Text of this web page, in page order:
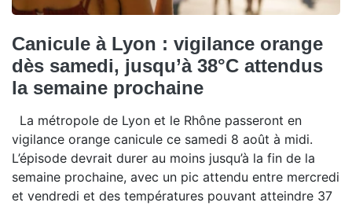
Canicule à Lyon : vigilance orange
dès samedi, jusqu’à 38°C attendus
la semaine prochaine
La métropole de Lyon et le Rhône passeront en
vigilance orange canicule ce samedi 8 août à midi.
L’épisode devrait durer au moins jusqu’à la fin de la
semaine prochaine, avec un pic attendu entre mercredi
et vendredi et des températures pouvant atteindre 37